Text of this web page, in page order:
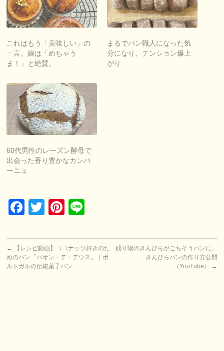
これはもう「美味しい」の
一言。娘は「めちゃう
ま！」と絶賛。
まるでパン職人になった気
分になり、テンション爆上
がり
60代男性のレーズン酵母で
出会った香り豊かなカンパ
ーニュ
Facebook
TwitterPinterest
←
【レシピ動画】ココナッツ好きのた
めのパン「パオン・デ・デウス」｜ポ
ルトガルの伝統菓子パン
残り物のきんぴらがごちそうパンに。
きんぴらパンの作り方公開
（YouTube）
→